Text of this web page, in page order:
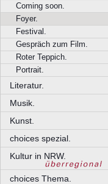
Coming soon.
Foyer.
Festival.
Gespräch zum Film.
Roter Teppich.
Portrait.
Literatur.
Musik.
Kunst.
choices spezial.
Kultur in NRW.
choices Thema.